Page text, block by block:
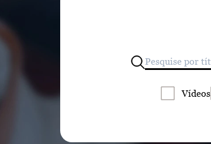
Vídeos